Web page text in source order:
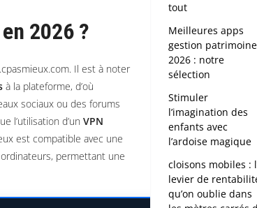
2026 ?
Il est à noter
à la plateforme, d’où
sociaux ou des forums
l’utilisation d’un VPN
est compatible avec une
permettant une
tout
Meilleures apps
gestion patrimoine
2026 : notre
sélection
Stimuler
l’imagination des
enfants avec
l’ardoise magique
cloisons mobiles :
levier de
qu’on oublie dans